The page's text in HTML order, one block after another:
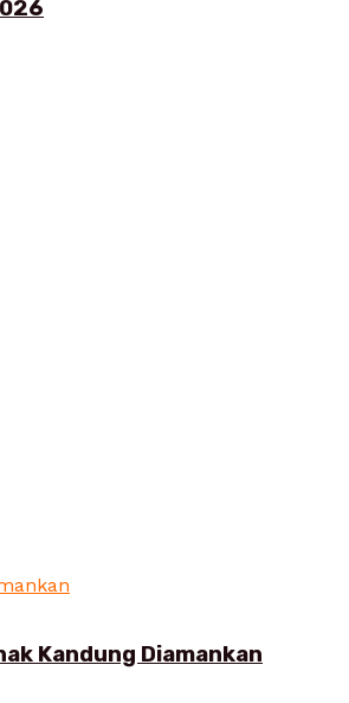
Kandung Diamankan